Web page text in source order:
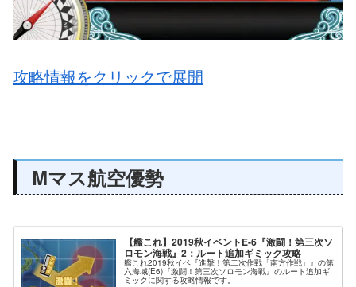
攻略情報をクリックで展開
Mマス航空優勢
【艦これ】2019秋イベントE-6『激闘！第三次ソ
ロモン海戦』2：ルート追加ギミック攻略
艦これ2019秋イベ『進撃！第二次作戦「南方作戦」』の第
六海域(E6)『激闘！第三次ソロモン海戦』のルート追加ギ
ミックに関する攻略情報です。